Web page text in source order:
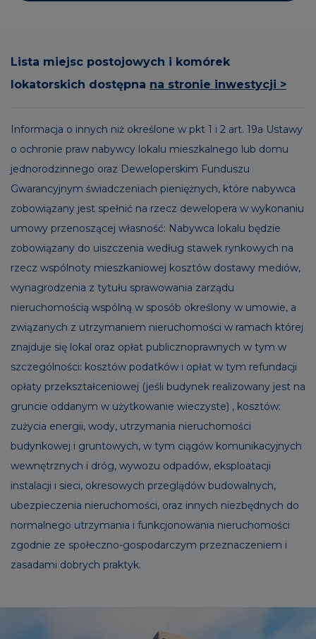
Lista miejsc postojowych i komórek
lokatorskich dostępna na stronie inwestycji >
Informacja o innych niż określone w pkt 1 i 2 art. 19a Ustawy
o ochronie praw nabywcy lokalu mieszkalnego lub domu
jednorodzinnego oraz Deweloperskim Funduszu
Gwarancyjnym świadczeniach pieniężnych, które nabywca
zobowiązany jest spełnić na rzecz dewelopera w wykonaniu
umowy przenoszącej własność: Nabywca lokalu będzie
zobowiązany do uiszczenia według stawek rynkowych na
rzecz wspólnoty mieszkaniowej kosztów dostawy mediów,
wynagrodzenia z tytułu sprawowania zarządu
nieruchomością wspólną w sposób określony w umowie, a
związanych z utrzymaniem nieruchomości w ramach której
znajduje się lokal oraz opłat publicznoprawnych w tym w
szczególności: kosztów podatków i opłat w tym refundacji
opłaty przekształceniowej (jeśli budynek realizowany jest na
gruncie oddanym w użytkowanie wieczyste) , kosztów:
zużycia energii, wody, utrzymania nieruchomości
budynkowej i gruntowych, w tym ciągów komunikacyjnych
wewnętrznych i dróg, wywozu odpadów, eksploatacji
instalacji i sieci, okresowych przeglądów budowalnych,
ubezpieczenia nieruchomości, oraz innych niezbędnych do
normalnego utrzymania i funkcjonowania nieruchomości
zgodnie ze społeczno-gospodarczym przeznaczeniem i
zasadami dobrych praktyk.